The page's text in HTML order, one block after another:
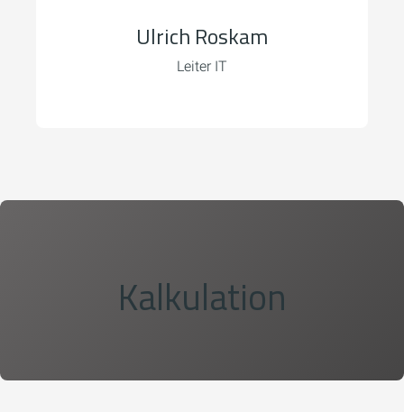
Ulrich Roskam
Leiter IT
Kalkulation